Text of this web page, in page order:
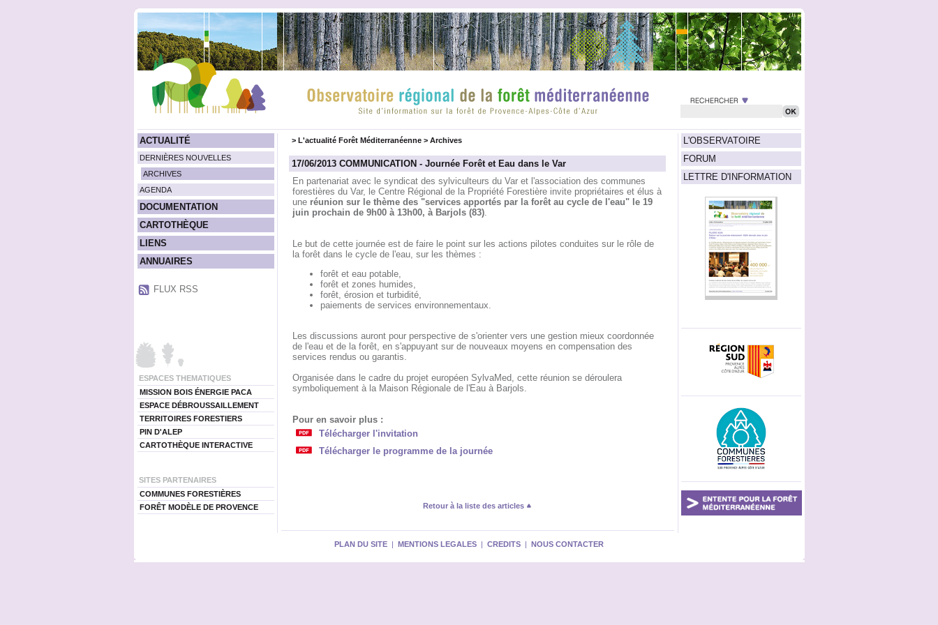
ACTUALITÉ
DERNIÈRES NOUVELLES
ARCHIVES
AGENDA
DOCUMENTATION
CARTOTHÈQUE
LIENS
ANNUAIRES
FLUX RSS
ESPACES THEMATIQUES
MISSION BOIS ÉNERGIE PACA
ESPACE DÉBROUSSAILLEMENT
TERRITOIRES FORESTIERS
PIN D'ALEP
CARTOTHÈQUE INTERACTIVE
SITES PARTENAIRES
COMMUNES FORESTIÈRES
FORÊT MODÈLE DE PROVENCE
L'OBSERVATOIRE
FORUM
LETTRE D'INFORMATION
> L'actualité Forêt Méditerranéenne> Archives
17/06/2013 COMMUNICATION - Journée Forêt et Eau dans le Var
En partenariat avec le syndicat des sylviculteurs du Var et l'association des communes
forestières du Var, le Centre Régional de la Propriété Forestière invite propriétaires et élus à
une réunion sur le thème des "services apportés par la forêt au cycle de l'eau" le 19
juin prochain de 9h00 à 13h00, à Barjols (83).
Le but de cette journée est de faire le point sur les actions pilotes conduites sur le rôle de
la forêt dans le cycle de l'eau, sur les thèmes :
forêt et eau potable,
forêt et zones humides,
forêt, érosion et turbidité,
paiements de services environnementaux.
Les discussions auront pour perspective de s'orienter vers une gestion mieux coordonnée
de l'eau et de la forêt, en s'appuyant sur de nouveaux moyens en compensation des
services rendus ou garantis.
Organisée dans le cadre du projet européen SylvaMed, cette réunion se déroulera
symboliquement à la Maison Régionale de l'Eau à Barjols.
Pour en savoir plus :
Télécharger l'invitation
Télécharger le programme de la journée
Retour à la liste des articles
PLAN DU SITE | MENTIONS LEGALES | CREDITS | NOUS CONTACTER